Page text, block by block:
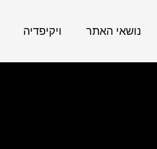
נושאי האתר ויקיפדיה